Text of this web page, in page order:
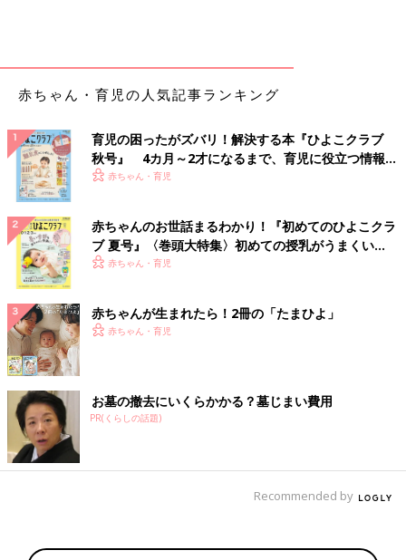
赤ちゃん・育児の人気記事ランキング
育児の困ったがズバリ！解決する本『ひよこクラブ
秋号』 4カ月～2才になるまで、育児に役立つ情報が
いっぱい！
赤ちゃん・育児
赤ちゃんのお世話まるわかり！『初めてのひよこクラ
ブ 夏号』〈巻頭大特集〉初めての授乳がうまくい
く！ おっぱい・ミルクの基本と夏のトラブル 解決テ
赤ちゃん・育児
赤ちゃんが生まれたら！2冊の「たまひよ」
赤ちゃん・育児
お墓の撤去にいくらかかる？墓じまい費用
PR(くらしの話題)
Recommended by